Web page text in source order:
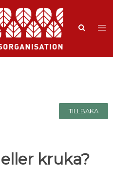
TILLBAKA
kruka?